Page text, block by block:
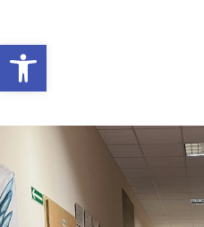
Otwórz pasek